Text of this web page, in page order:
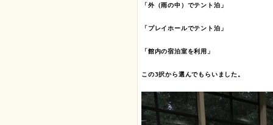
「外（雨の中）でテント泊」
「プレイホールでテント泊」
「館内の宿泊室を利用」
この3択から選んでもらいました。